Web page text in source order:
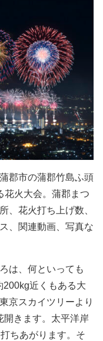
郡市の蒲郡竹島ふ頭
花火大会。蒲郡まつ
、花火打ち上げ数、
、関連動画、写真な
は、何といっても
200kg近くもある大
京スカイツリーより
開きます。太平洋岸
ちあがります。そ